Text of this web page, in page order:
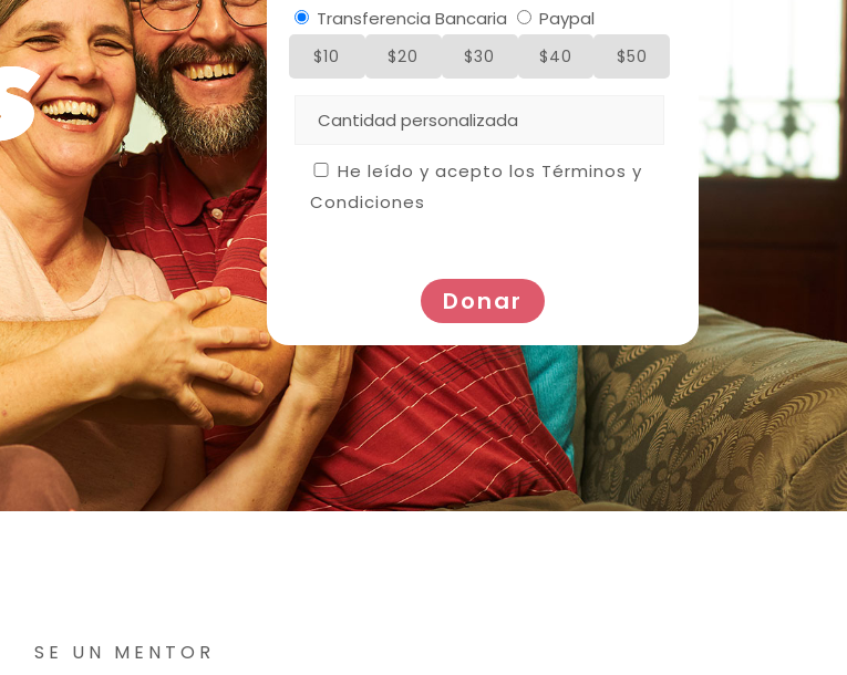
Transferencia Bancaria Paypal
$10 $20 $30 $40 $50
He leído y acepto los Términos y
Condiciones
Donar
SE UN MENTOR